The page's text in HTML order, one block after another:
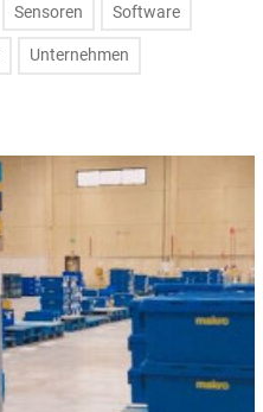
Sensoren Software
Unternehmen